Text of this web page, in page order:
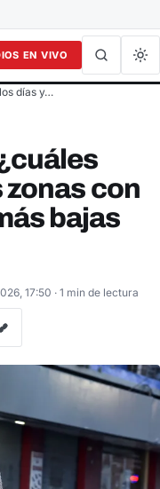
EN VIVO
días y…
zonas con
bajas
17:50 · 1 min de lectura